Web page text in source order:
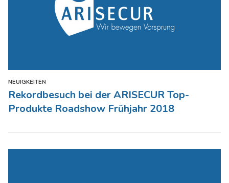
NEUIGKEITEN
Rekordbesuch bei der ARISECUR Top-
Produkte Roadshow Frühjahr 2018